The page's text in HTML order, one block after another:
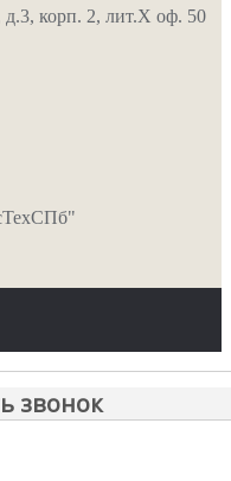
д.3, корп. 2, лит.Х оф. 50
звонок